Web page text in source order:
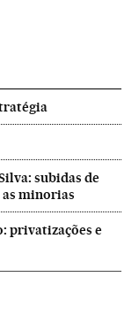
subidas de
minorias
privatizações e